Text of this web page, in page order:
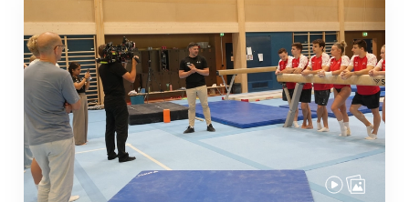
Mit klaren Zielen nach Zagreb